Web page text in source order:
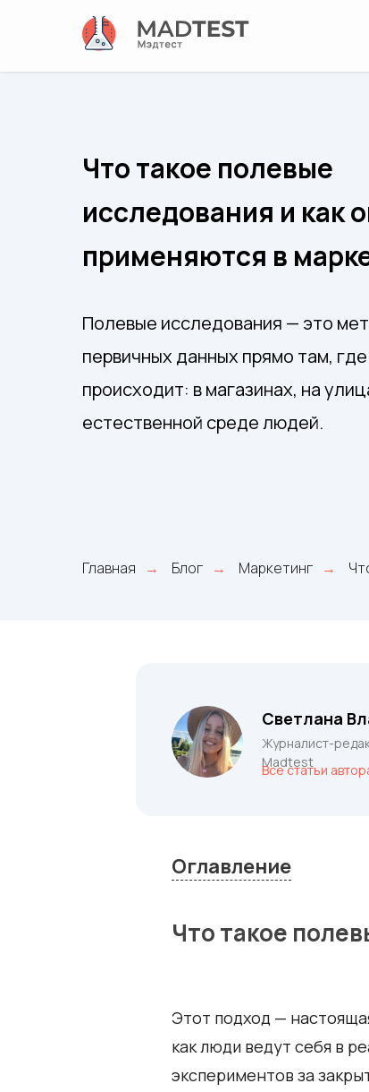
Что такое полевые
исследования и как
применяются в
Полевые исследования — это
первичных данных прямо там,
происходит: в магазинах, на
естественной среде людей.
Главная → Блог → Маркетинг →
Светлана
Журналист-
Madtest
Все статьи
Оглавление
Что такое
Этот подход —
как люди ведут себя в
экспериментов за